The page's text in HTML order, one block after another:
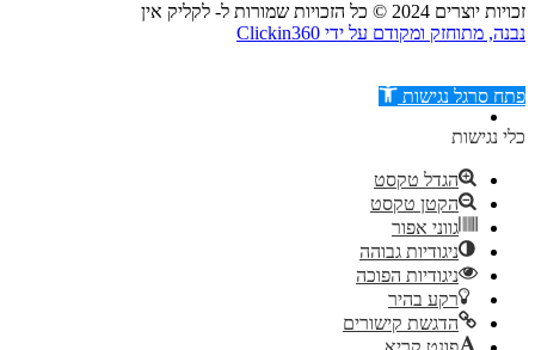
זכויות יוצרים 2024 © כל הזכויות שמורות ל- לקליק אין
נבנה, מתוחזק ומקודם על ידי Clickin360
דילוג לתוכן
פתח סרגל נגישות
כלי נגישות
הגדל טקסט
הקטן טקסט
גווני אפור
ניגודיות גבוהה
ניגודיות הפוכה
רקע בהיר
הדגשת קישורים